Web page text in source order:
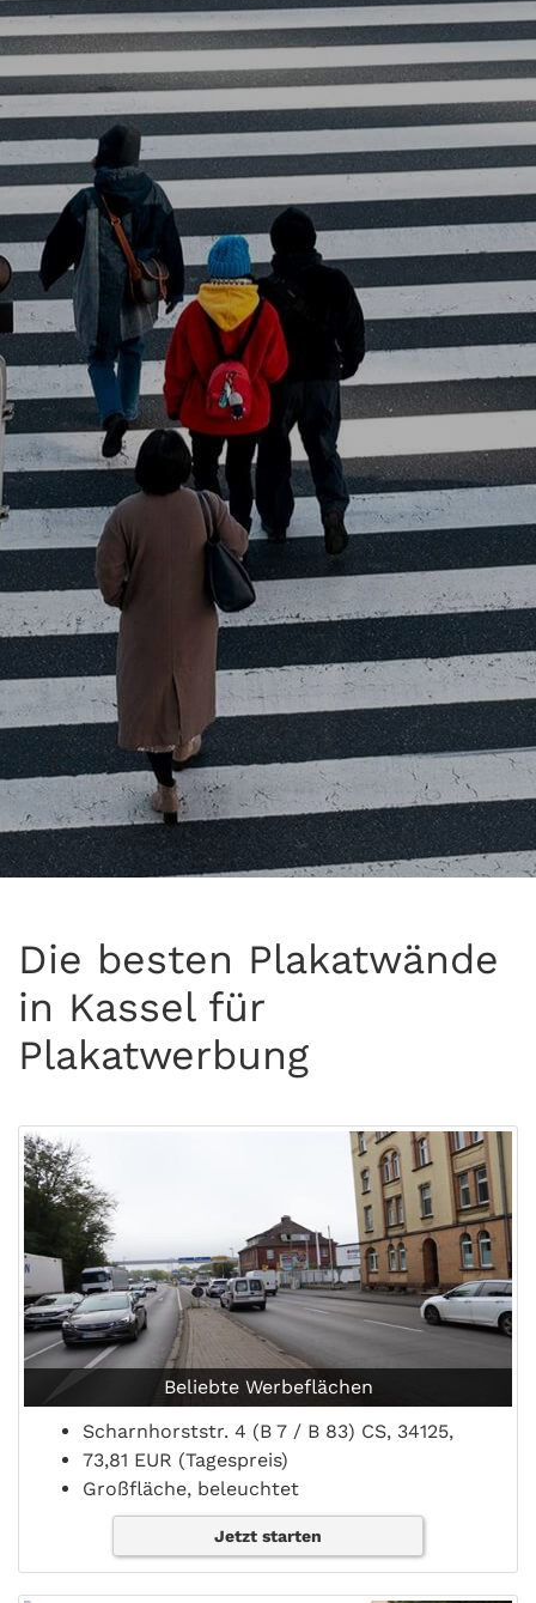
Die besten Plakatwände
in Kassel für
Plakatwerbung
Beliebte Werbeflächen
Scharnhorststr. 4 (B 7 / B 83) CS, 34125,
73,81 EUR (Tagespreis)
Großfläche, beleuchtet
Jetzt starten